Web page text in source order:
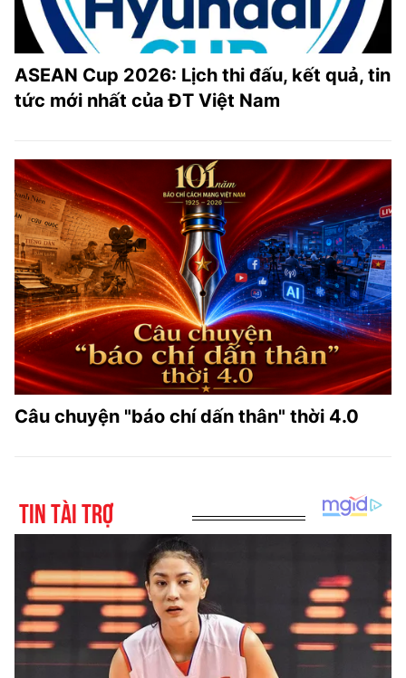
ASEAN Cup 2026: Lịch thi đấu, kết quả, tin
tức mới nhất của ĐT Việt Nam
Câu chuyện "báo chí dấn thân" thời 4.0